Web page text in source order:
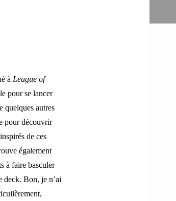
à League of
pour se lancer
quelques autres
pour découvrir
de ces
également
à faire basculer
deck. Bon, je n’ai